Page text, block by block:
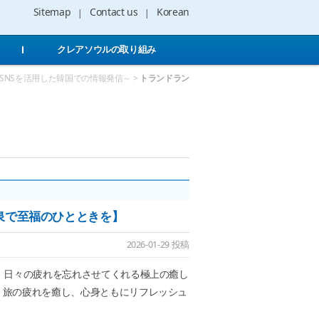
Sitemap Contact us Korean
クレアソウルの取り組み
を活用した韓国での情報発信～ > トランドラン
至福のひとときを】
2026-01-29 投稿
々の疲れを忘れさせてくれる極上の癒し
の疲れを癒し、心身ともにリフレッシュ